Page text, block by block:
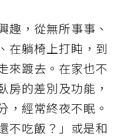
趣，從無所事事、
在躺椅上打盹，到
來踱去。在家也不
房的差別及功能，
，經常終夜不眠。
不吃飯？」或是和